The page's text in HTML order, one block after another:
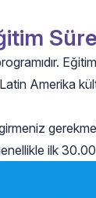
Amerika
ilk